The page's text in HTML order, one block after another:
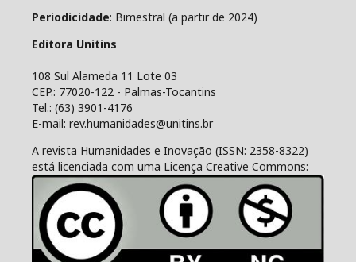
Periodicidade: Bimestral (a partir de 2024)
Editora Unitins
108 Sul Alameda 11 Lote 03
CEP.: 77020-122 - Palmas-Tocantins
Tel.: (63) 3901-4176
E-mail: rev.humanidades@unitins.br
A revista Humanidades e Inovação (ISSN: 2358-8322)
está licenciada com uma Licença Creative Commons: